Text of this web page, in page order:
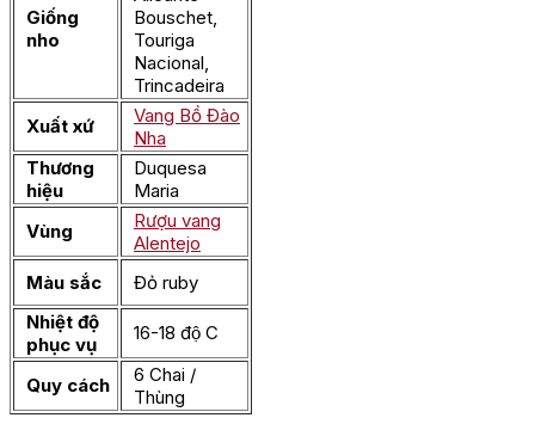
Giống
nho
Bouschet,
Touriga
Nacional,
Trincadeira
Xuất xứ
Vang Bồ Đào
Nha
Thương
hiệu
Duquesa
Maria
Vùng
Rượu vang
Alentejo
Màu sắc
Đỏ ruby
Nhiệt độ
phục vụ
16-18 độ C
Quy cách
6 Chai /
Thùng